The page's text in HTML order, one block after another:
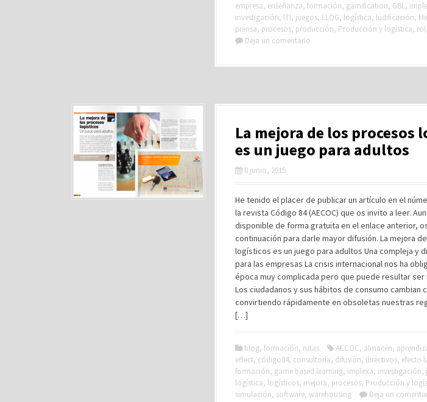
empresa, enseñanza, formación, gamification, GBL,
investigación, ITI, juegos, LLOG, logística, ludificación,
prensa, procesos, producción, Producción y logística, rol,
Deja un comentario
La mejora de los procesos
es un juego para adultos
8 junio, 2015
He tenido el placer de publicar un artículo en el
la revista Código 84 (AECOC) que os invito a leer.
disponible de forma gratuita en el enlace anterior,
continuación para darle mayor difusión. La mejora
logísticos es un juego para adultos Una compleja y
para las empresas La crisis internacional nos ha
época muy complicada pero que puede resultar ser
Los ciudadanos y sus hábitos de consumo cambian
convirtiendo rápidamente en obsoletas nuestras
[…]
blog, formación, rutas AECOC, almacén,
effect, código84, consultoría, difusión, directivos, efecto
formación, game based learning, implexa, investigación,
logística, logísticos, mejora, procesos, Producción y
simulación, software, warehousing Deja un